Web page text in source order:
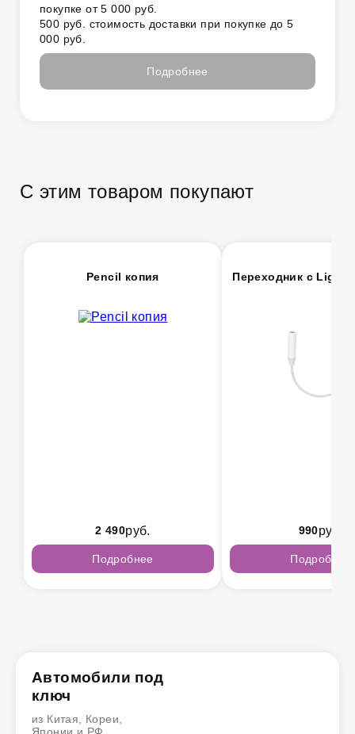
покупке от 5 000 руб.
500 руб. стоимость доставки при покупке до 5
000 руб.
Подробнее
С этим товаром покупают
Pencil копия
2 490руб.
Подробнее
Переходник с
990руб.
Подробнее
Автомобили под
ключ
из Китая, Кореи,